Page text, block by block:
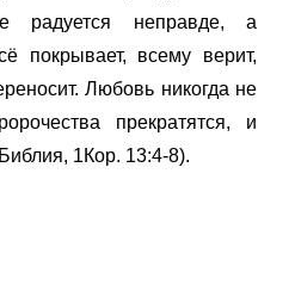
неправде, а
покрывает, всему верит,
Любовь никогда не
прекратятся, и
1Кор. 13:4-8).